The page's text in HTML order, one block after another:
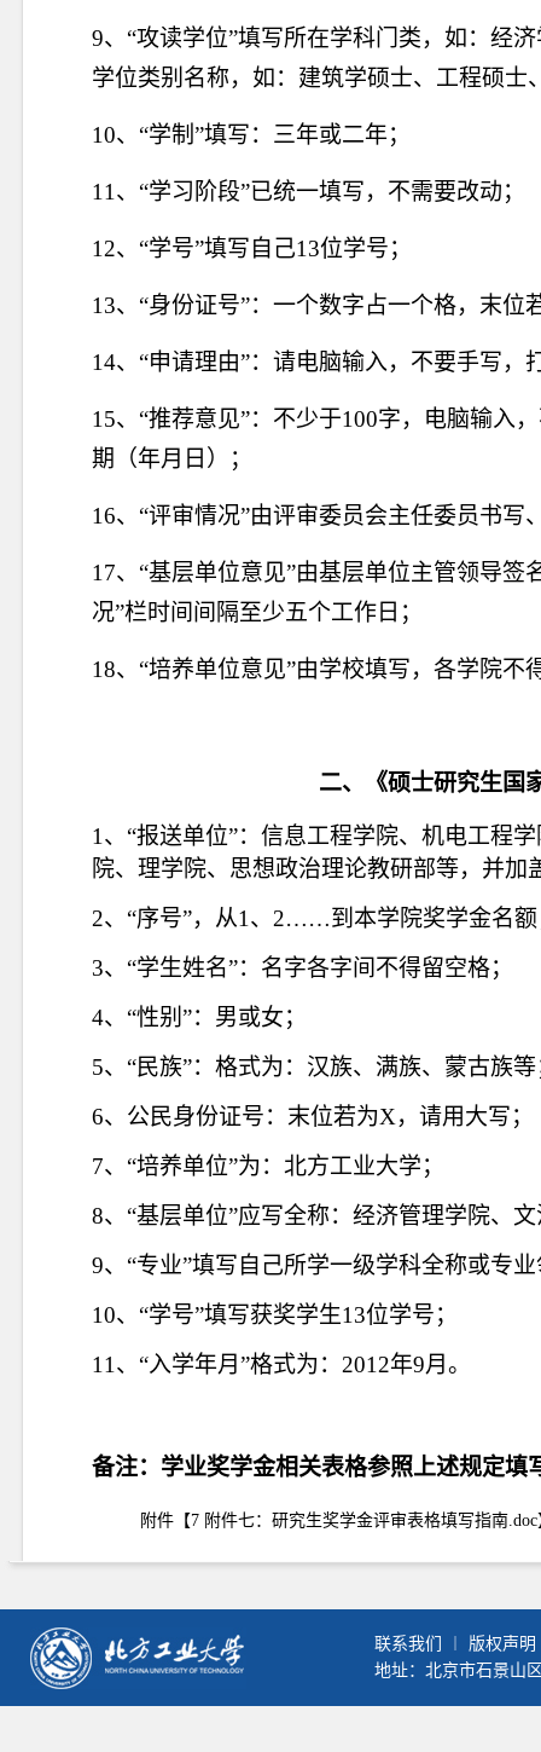
9、“攻读学位”填写所在学科门类，如：经
学位类别名称，如：建筑学硕士、工程硕
10、“学制”填写：三年或二年；
11 、“学习阶段”已统一填写，不需要改动；
12、“学号”填写自己13位学号；
13、“身份证号”：一个数字占一个格，末位
14、“申请理由”：请电脑输入，不要手写
15、“推荐意见”：不少于100字，电脑输入
期（年月日）；
16、“评审情况”由评审委员会主任委员书写
17、“基层单位意见”由基层单位主管领导
况”栏时间间隔至少五个工作日；
18、“培养单位意见”由学校填写，各学院不
二、《硕士研究生国
1 、“报送单位”：信息工程学院、机电工程
院、理学院、思想政治理论教研部等，并加
2、“序号”，从1 、 2……到本学院奖学金名
3、“学生姓名”：名字各字间不得留空格；
4、“性别”：男或女；
5、“民族”：格式为：汉族、满族、蒙古族等
6、公民身份证号：末位若为X，请用大写；
7、“培养单位”为：北方工业大学；
8、“基层单位”应写全称：经济管理学院、
9、“专业”填写自己所学一级学科全称或专
10、“学号”填写获奖学生13位学号；
11 、“入学年月”格式为： 2012年9月。
备注：学业奖学金相关表格参照上述规定填
附件【7 附件七：研究生奖学金评审表格填写指南.doc
联系我们 版权声明
地址：北京市石景山